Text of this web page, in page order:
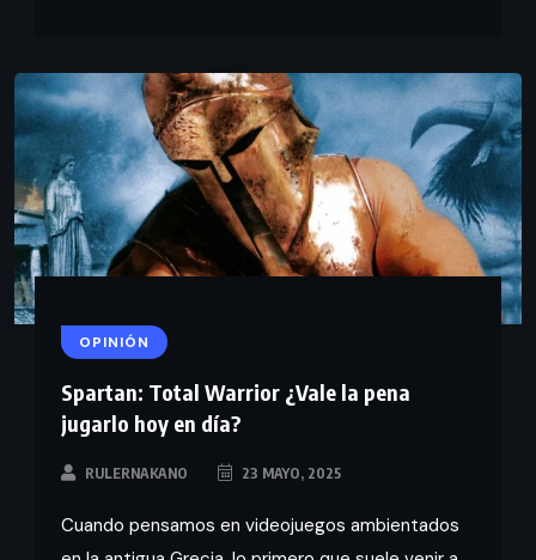
OPINIÓN
Spartan: Total Warrior ¿Vale la pena
jugarlo hoy en día?
RULERNAKANO 23 MAYO, 2025
Cuando pensamos en videojuegos ambientados